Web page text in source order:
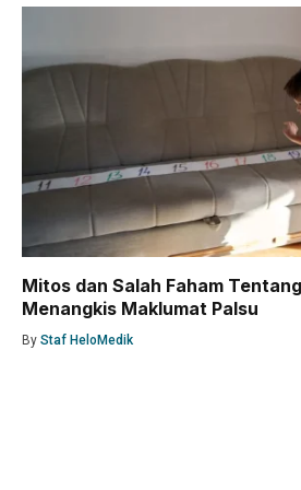
Mitos dan Salah Faham
Menangkis Maklumat Palsu
By Staf HeloMedik